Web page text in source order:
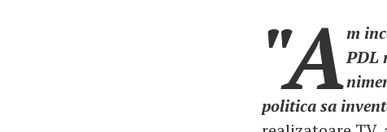
"Am
PDL
politica sa